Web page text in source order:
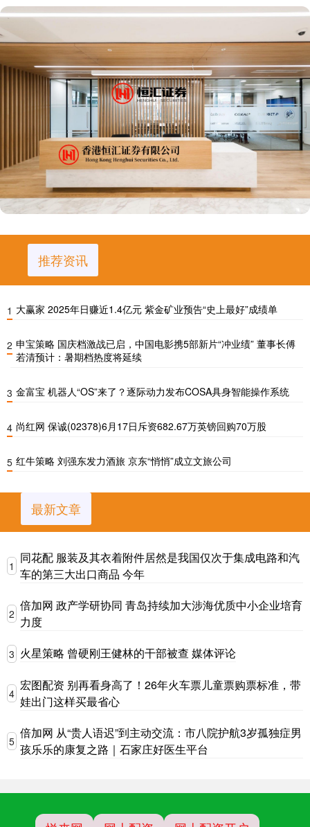
推荐资讯
1 大赢家 2025年日赚近1.4亿元 紫金矿业预告“史上最好”成绩单
2 申宝策略 国庆档激战已启，中国电影携5部新片“冲业绩” 董事长傅
若清预计：暑期档热度将延续
3 金富宝 机器人“OS”来了？逐际动力发布COSA具身智能操作系统
4 尚红网 保诚(02378)6月17日斥资682.67万英镑回购70万股
5 红牛策略 刘强东发力酒旅 京东“悄悄”成立文旅公司
最新文章
1
同花配 服装及其衣着附件居然是我国仅次于集成电路和汽
车的第三大出口商品 今年
2
倍加网 政产学研协同 青岛持续加大涉海优质中小企业培育
力度
3 火星策略 曾硬刚王健林的干部被查 媒体评论
4
宏图配资 别再看身高了！26年火车票儿童票购票标准，带
娃出门这样买最省心
5
倍加网 从“贵人语迟”到主动交流：市八院护航3岁孤独症男
孩乐乐的康复之路｜石家庄好医生平台